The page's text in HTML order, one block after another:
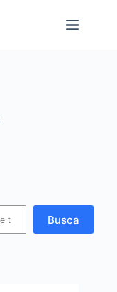
Busca